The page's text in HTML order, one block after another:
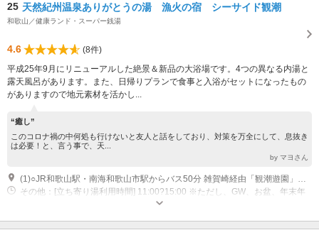
25 天然紀州温泉ありがとうの湯 漁火の宿 シーサイド観潮
和歌山／健康ランド・スーパー銭湯
4.6
(8件)
平成25年9月にリニューアルした絶景＆新品の大浴場です。4つの異なる内湯と
露天風呂があります。また、日帰りプランで食事と入浴がセットになったもの
がありますので地元素材を活かし...
“癒し”
このコロナ禍の中何処も行けないと友人と話をしており、対策を万全にして、息抜き
は必要！と、言う事で、天...
by マヨさん
(1)○JR和歌山駅・南海和歌山市駅からバス50分 雑賀崎経由「観潮遊園」下車すぐ ○阪和自動車道和歌山ＩＣから車約30分
その他：[立ち寄り湯利用時間] 11:00?15:00 ※ただし、GW、お盆、年末年